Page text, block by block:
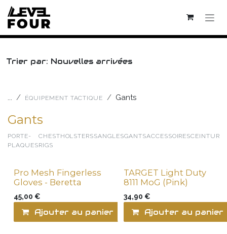
Se rendre au contenu
Trier par: Nouvelles arrivées
... ÉQUIPEMENT TACTIQUE Gants
Gants
PORTE-
PLAQUES
CHEST
RIGS
HOLSTERSSANGLESGANTSACCESSOIRES
Pro Mesh Fingerless
Gloves - Beretta
45,00 €
Ajouter au panier Comparer
Limited Edition !
TARGET Light Duty
8111 MoG (Pink)
34,90 €
Ajouter au panier